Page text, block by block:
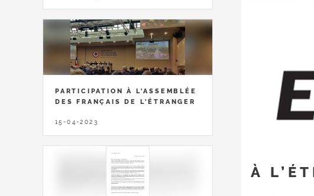
À
PARTICIPATION À L'ASSEMBLÉE
DES FRANÇAIS DE L'ÉTRANGER
15-04-2023